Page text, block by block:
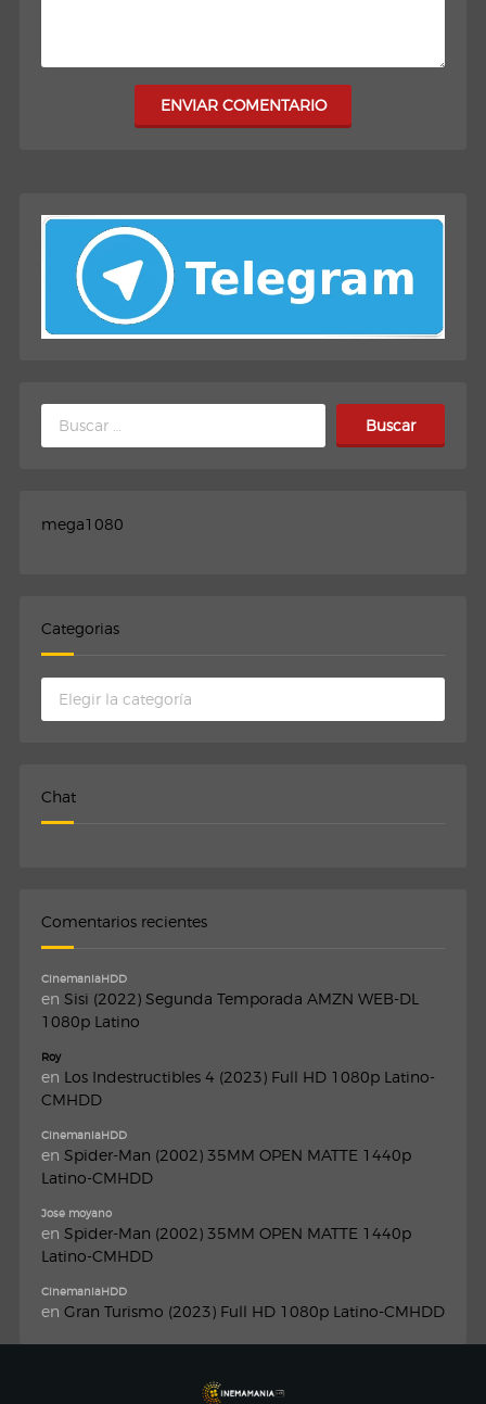
ENVIAR COMENTARIO
Buscar:
mega1080
Categorias
Categorias
Chat
Comentarios recientes
CinemaniaHDD
en Sisi (2022) Segunda Temporada AMZN WEB-DL
1080p Latino
Roy
en Los Indestructibles 4 (2023) Full HD 1080p Latino-
CMHDD
CinemaniaHDD
en Spider-Man (2002) 35MM OPEN MATTE 1440p
Latino-CMHDD
Jose moyano
en Spider-Man (2002) 35MM OPEN MATTE 1440p
Latino-CMHDD
CinemaniaHDD
en Gran Turismo (2023) Full HD 1080p Latino-CMHDD